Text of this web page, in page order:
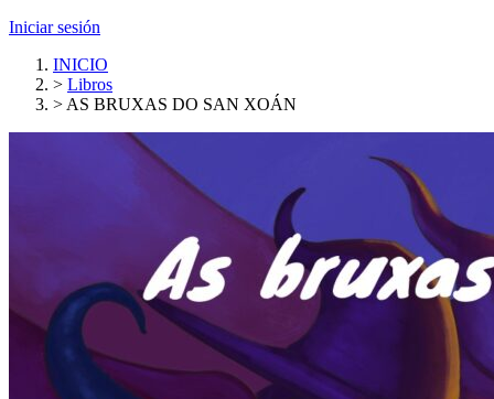
Iniciar sesión
INICIO
> Libros
> AS BRUXAS DO SAN XOÁN